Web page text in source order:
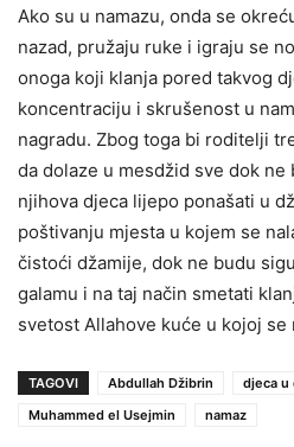
Ako su u namazu, onda se
nazad, pružaju ruke i igraju se
onoga koji klanja pored takvog
koncentraciju i skrušenost u
nagradu. Zbog toga bi roditelji
da dolaze u mesdžid sve dok ne
njihova djeca lijepo ponašati u
poštivanju mjesta u kojem se
čistoći džamije, dok ne budu
galamu i na taj način smetati
svetost Allahove kuće u kojoj se
TAGOVI Abdullah Džibrin
djeca u
Muhammed el Usejmin
namaz